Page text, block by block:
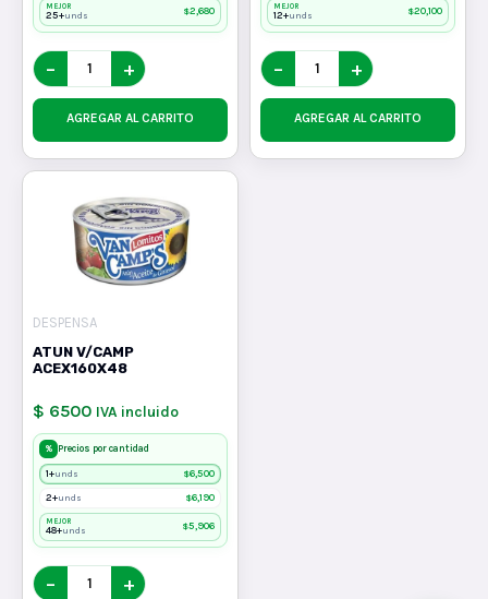
MEJOR
25+unds $2,680
− +
AGREGAR AL CARRITO
MEJOR
12+unds $20,100
− +
AGREGAR AL CARRITO
DESPENSA
ATUN V/CAMP
ACEX160X48
$ 6500 IVA incluido
% Precios por cantidad
1+unds $6,500
2+unds $6,190
MEJOR
48+unds $5,906
− +